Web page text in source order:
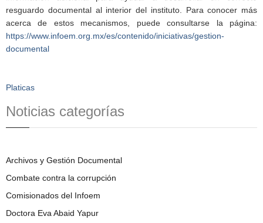
resguardo documental al interior del instituto. Para conocer más
acerca de estos mecanismos, puede consultarse la página:
https://www.infoem.org.mx/es/contenido/iniciativas/gestion-
documental
Platicas
Noticias categorías
Archivos y Gestión Documental
Combate contra la corrupción
Comisionados del Infoem
Doctora Eva Abaid Yapur